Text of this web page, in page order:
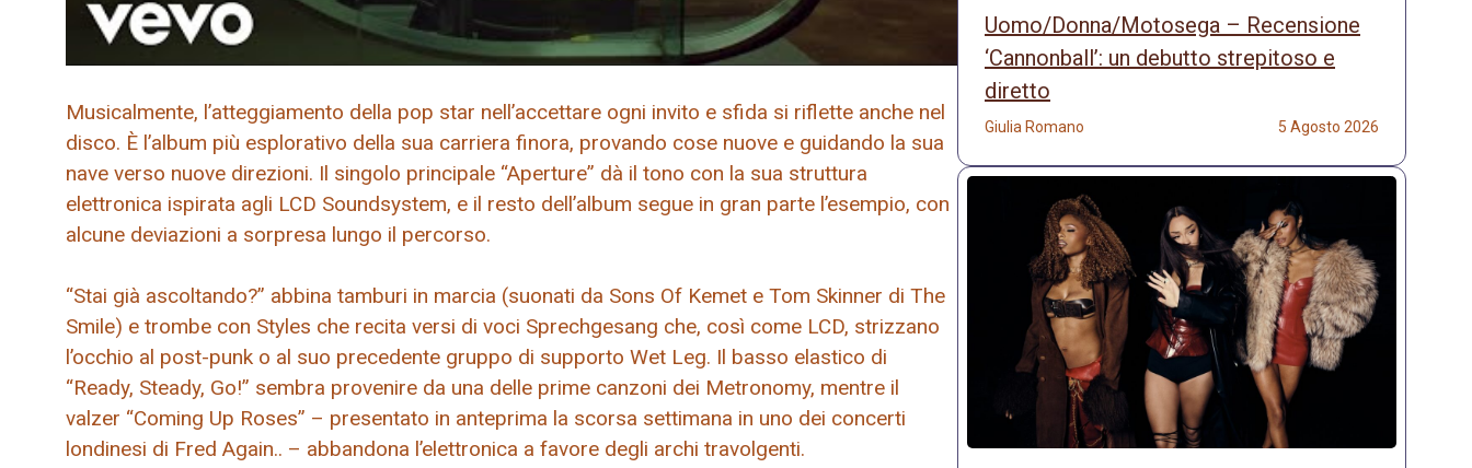
Musicalmente, l’atteggiamento della pop star nell’accettare ogni invito e sfida si riflette anche nel
disco. È l’album più esplorativo della sua carriera finora, provando cose nuove e guidando la sua
nave verso nuove direzioni. Il singolo principale “Aperture” dà il tono con la sua struttura
elettronica ispirata agli LCD Soundsystem, e il resto dell’album segue in gran parte l’esempio, con
alcune deviazioni a sorpresa lungo il percorso.
“Stai già ascoltando?” abbina tamburi in marcia (suonati da Sons Of Kemet e Tom Skinner di The
Smile) e trombe con Styles che recita versi di voci Sprechgesang che, così come LCD, strizzano
l’occhio al post-punk o al suo precedente gruppo di supporto Wet Leg. Il basso elastico di
“Ready, Steady, Go!” sembra provenire da una delle prime canzoni dei Metronomy, mentre il
valzer “Coming Up Roses” – presentato in anteprima la scorsa settimana in uno dei concerti
londinesi di Fred Again.. – abbandona l’elettronica a favore degli archi travolgenti.
Uomo/Donna/Motosega – Recensione
‘Cannonball’: un debutto strepitoso e
diretto
Giulia Romano 5 Agosto 2026